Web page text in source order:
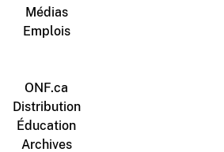
Médias
Emplois
ONF.ca
Distribution
Éducation
Archives